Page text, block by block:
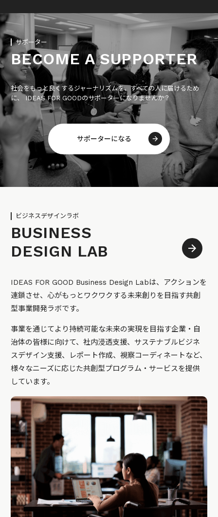
サポーター
BECOME A SUPPORTER
社会をもっと良くするジャーナリズムを、すべての人に届けるため
に、 IDEAS FOR GOODのサポーターになりませんか？
サポーターになる
ビジネスデザインラボ
BUSINESS
DESIGN LAB
IDEAS FOR GOOD Business Design Labは、アクションを
連鎖させ、心がもっとワクワクする未来創りを目指す共創
型事業開発ラボです。
事業を通じてより持続可能な未来の実現を目指す企業・自
治体の皆様に向けて、社内浸透支援、サステナブルビジネ
スデザイン支援、レポート作成、視察コーディネートなど、
様々なニーズに応じた共創型プログラム・サービスを提供
しています。